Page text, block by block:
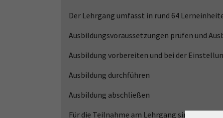
Der Lehrgang umfasst in rund 64
Ausbildungsvoraussetzungen prüfen und
Ausbildung vorbereiten und bei der
Ausbildung durchführen
Ausbildung abschließen
Für die Teilnahme am Lehrgang sind keine